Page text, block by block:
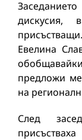
дискусия,
Евелина
предложи
на
След